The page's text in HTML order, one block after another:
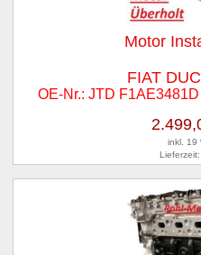
Motor
FIAT
OE-Nr.: JTD
inkl. 19